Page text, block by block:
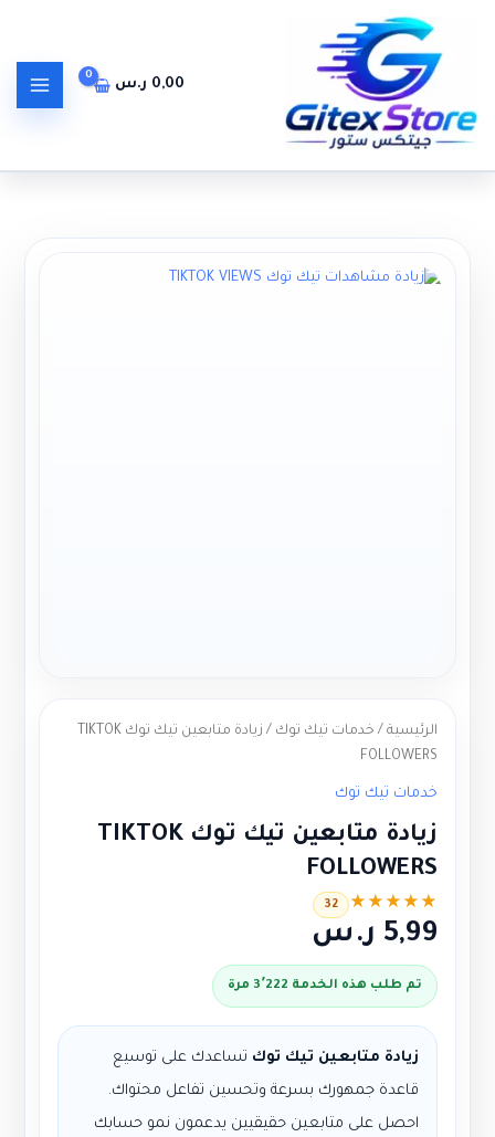
0,00 ر.س
الرئيسية/ خدمات تيك توك
/ زيادة متابعين تيك توك TIKTOK
FOLLOWERS
زيادة متابعين تيك توك TIKTOK
FOLLOWERS
5,99 ر.س
خدمات تيك توك
★
★
★
★
★
32
تم طلب هذه الخدمة 3٬222 مرة
زيادة متابعين تيك توك تساعدك على توسيع
قاعدة جمهورك بسرعة وتحسين تفاعل محتواك.
احصل على متابعين حقيقيين يدعمون نمو حسابك